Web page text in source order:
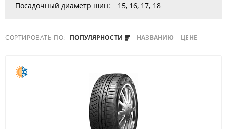
Посадочный диаметр шин: 15, 16, 17, 18
СОРТИРОВАТЬ ПО: ПОПУЛЯРНОСТИ НАЗВАНИЮ ЦЕНЕ